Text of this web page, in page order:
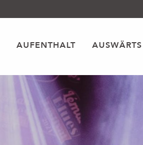
AUFENTHALT